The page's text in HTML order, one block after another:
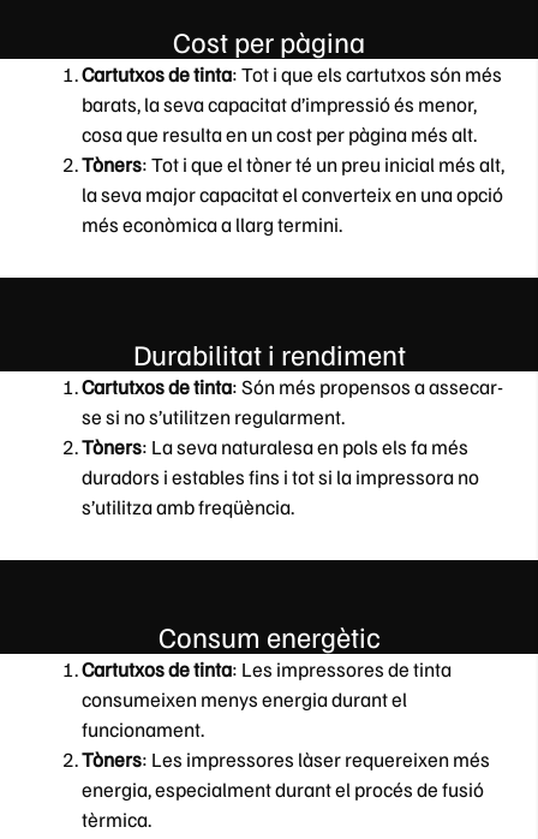
Cost per pàgina
Cartutxos de tinta: Tot i que els cartutxos són més
barats, la seva capacitat d’impressió és menor,
cosa que resulta en un cost per pàgina més alt.
Tòners: Tot i que el tòner té un preu inicial més alt,
la seva major capacitat el converteix en una opció
més econòmica a llarg termini.
Durabilitat i rendiment
Cartutxos de tinta: Són més propensos a assecar-
se si no s’utilitzen regularment.
Tòners: La seva naturalesa en pols els fa més
duradors i estables fins i tot si la impressora no
s’utilitza amb freqüència.
Consum energètic
Cartutxos de tinta: Les impressores de tinta
consumeixen menys energia durant el
funcionament.
Tòners: Les impressores làser requereixen més
energia, especialment durant el procés de fusió
tèrmica.